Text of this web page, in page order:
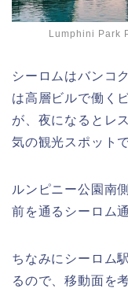
Lumphini Park
シーロムはバンコ
は高層ビルで働く
が、夜になるとレ
気の観光スポットで
ルンピニー公園南
前を通るシーロム
ちなみにシーロム
るので、移動面を